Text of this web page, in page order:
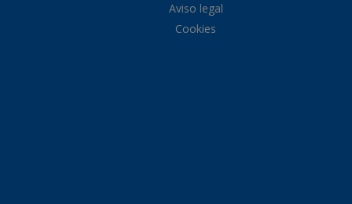
Aviso legal
Cookies